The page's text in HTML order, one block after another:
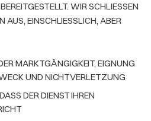
WIR SCHLIESSEN
AUS, EINSCHLIESSLICH, ABER
MARKTGÄNGIGKEIT, EIGNUNG
UND NICHTVERLETZUNG
DER DIENST IHREN